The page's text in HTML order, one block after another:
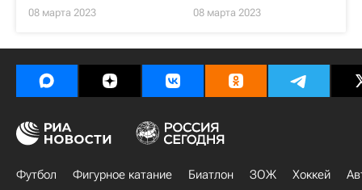
08 марта 2023 08 марта 2023
Футбол Фигурное катание Биатлон ЗОЖ Хоккей